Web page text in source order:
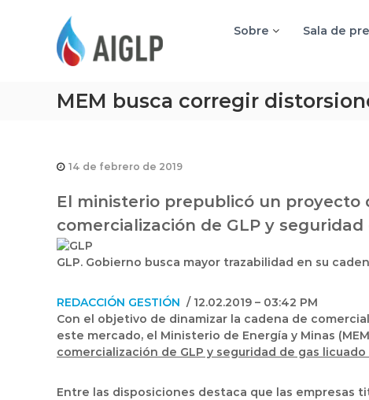
Sobre Sala de
MEM busca corregir
14 de febrero de 2019
El ministerio prepublicó un
comercialización de GLP y
GLP. Gobierno busca mayor trazabilidad en su
REDACCIÓN GESTIÓN / 12.02.2019 – 03:42 PM
Con el objetivo de dinamizar la cadena de
este mercado, el Ministerio de Energía y Minas
comercialización de GLP y seguridad de gas
Entre las disposiciones destaca que las empresas